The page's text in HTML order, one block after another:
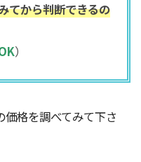
てから判断できるの
）
格を調べてみて下さ